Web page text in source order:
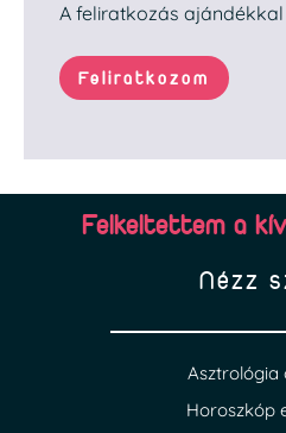
A feliratkozás ajándékkal
Feliratkozom
Felkeltettem a
Nézz
Asztrológia
Horoszkóp